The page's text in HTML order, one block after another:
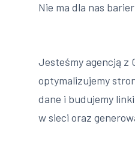
Nie ma dla nas
Jesteśmy agencją z
optymalizujemy
dane i budujemy
w sieci oraz